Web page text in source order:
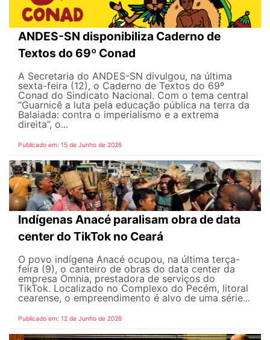
ANDES-SN disponibiliza Caderno de
Textos do 69º Conad
A Secretaria do ANDES-SN divulgou, na última
sexta-feira (12), o Caderno de Textos do 69º
Conad do Sindicato Nacional. Com o tema central
“Guarnicê a luta pela educação pública na terra da
Balaiada: contra o imperialismo e a extrema
direita”, o...
Publicado em: 15 de Junho de 2026
Indígenas Anacé paralisam obra de data
center do TikTok no Ceará
O povo indígena Anacé ocupou, na última terça-
feira (9), o canteiro de obras do data center da
empresa Omnia, prestadora de serviços do
TikTok. Localizado no Complexo do Pecém, litoral
cearense, o empreendimento é alvo de uma série...
Publicado em: 12 de Junho de 2026